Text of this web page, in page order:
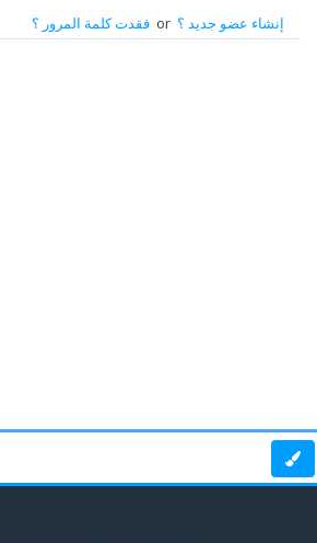
إنشاء عضو جديد ؟or فقدت كلمة المرور ؟